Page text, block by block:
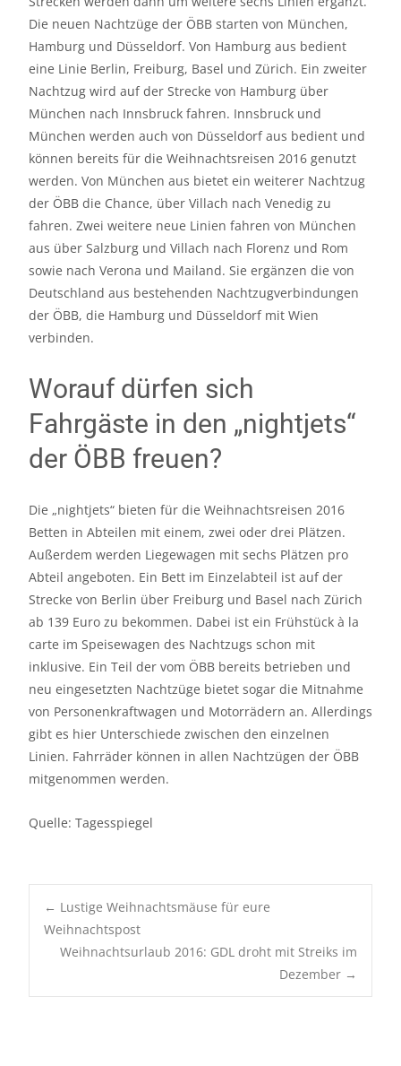
Die neuen Nachtzüge der ÖBB starten von München,
Hamburg und Düsseldorf. Von Hamburg aus bedient
eine Linie Berlin, Freiburg, Basel und Zürich. Ein zweiter
Nachtzug wird auf der Strecke von Hamburg über
München nach Innsbruck fahren. Innsbruck und
München werden auch von Düsseldorf aus bedient und
können bereits für die Weihnachtsreisen 2016 genutzt
werden. Von München aus bietet ein weiterer Nachtzug
der ÖBB die Chance, über Villach nach Venedig zu
fahren. Zwei weitere neue Linien fahren von München
aus über Salzburg und Villach nach Florenz und Rom
sowie nach Verona und Mailand. Sie ergänzen die von
Deutschland aus bestehenden Nachtzugverbindungen
der ÖBB, die Hamburg und Düsseldorf mit Wien
verbinden.
Worauf dürfen sich
Fahrgäste in den „nightjets“
der ÖBB freuen?
Die „nightjets“ bieten für die Weihnachtsreisen 2016
Betten in Abteilen mit einem, zwei oder drei Plätzen.
Außerdem werden Liegewagen mit sechs Plätzen pro
Abteil angeboten. Ein Bett im Einzelabteil ist auf der
Strecke von Berlin über Freiburg und Basel nach Zürich
ab 139 Euro zu bekommen. Dabei ist ein Frühstück à la
carte im Speisewagen des Nachtzugs schon mit
inklusive. Ein Teil der vom ÖBB bereits betrieben und
neu eingesetzten Nachtzüge bietet sogar die Mitnahme
von Personenkraftwagen und Motorrädern an. Allerdings
gibt es hier Unterschiede zwischen den einzelnen
Linien. Fahrräder können in allen Nachtzügen der ÖBB
mitgenommen werden.
Quelle: Tagesspiegel
Post
← Lustige Weihnachtsmäuse für eure
Weihnachtspost
Weihnachtsurlaub 2016: GDL droht mit Streiks im
Dezember →